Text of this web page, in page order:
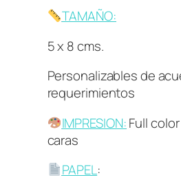
TAMAÑO:
5 x 8 cms.
Personalizables de
requerimientos
IMPRESION:Full
caras
PAPEL: